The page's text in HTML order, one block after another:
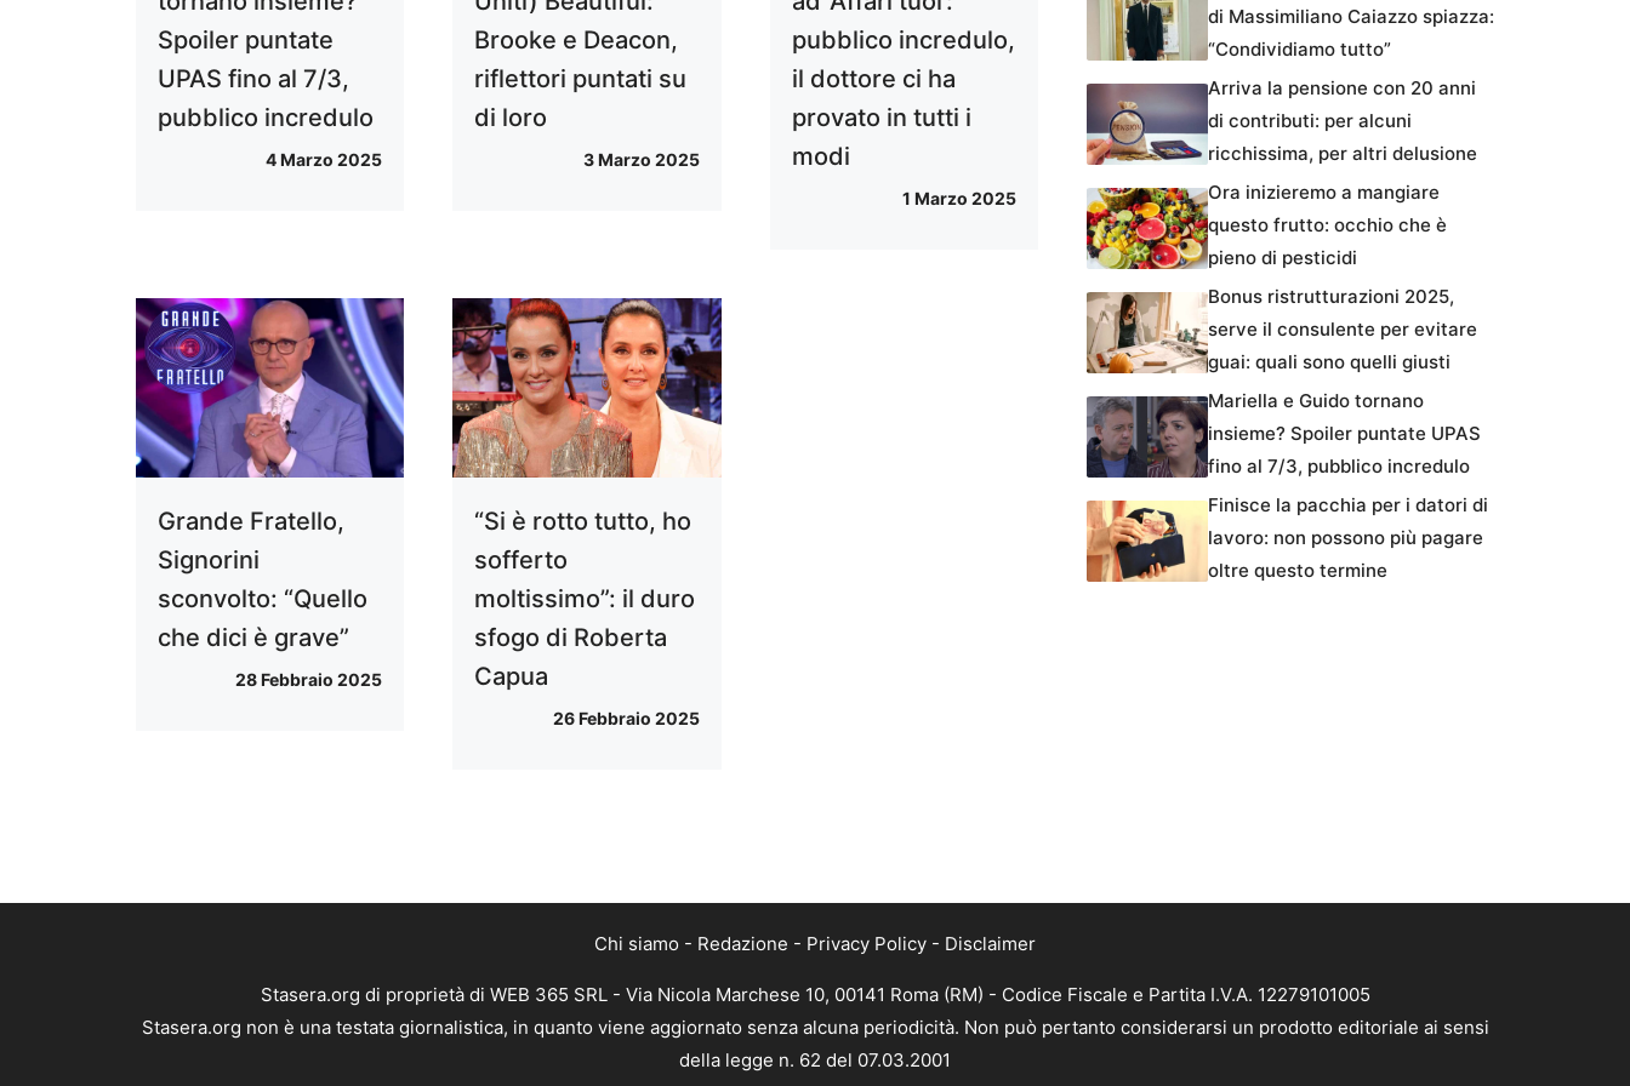
Spoiler puntate
UPAS fino al 7/3,
pubblico incredulo
4 Marzo 2025
Brooke e Deacon,
riflettori puntati su
di loro
3 Marzo 2025
pubblico incredulo,
il dottore ci ha
provato in tutti i
modi
1 Marzo 2025
Grande Fratello,
Signorini
sconvolto: “Quello
che dici è grave”
28 Febbraio 2025
“Si è rotto tutto, ho
sofferto
moltissimo”: il duro
sfogo di Roberta
Capua
26 Febbraio 2025
di Massimiliano Caiazzo spiazza:
“Condividiamo tutto”
Arriva la pensione con 20 anni
di contributi: per alcuni
ricchissima, per altri delusione
Ora inizieremo a mangiare
questo frutto: occhio che è
pieno di pesticidi
Bonus ristrutturazioni 2025,
serve il consulente per evitare
guai: quali sono quelli giusti
Mariella e Guido tornano
insieme? Spoiler puntate UPAS
fino al 7/3, pubblico incredulo
Finisce la pacchia per i datori di
lavoro: non possono più pagare
oltre questo termine
Chi siamo - Redazione - Privacy Policy - Disclaimer
Stasera.org di proprietà di WEB 365 SRL - Via Nicola Marchese 10, 00141 Roma (RM) - Codice Fiscale e Partita I.V.A. 12279101005
Stasera.org non è una testata giornalistica, in quanto viene aggiornato senza alcuna periodicità. Non può pertanto considerarsi un prodotto editoriale ai sensi
della legge n. 62 del 07.03.2001